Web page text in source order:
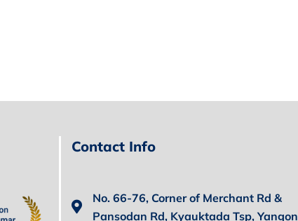
Contact Info
No. 66-76, Corner of Merchant Rd &
Pansodan Rd, Kyauktada Tsp, Yangon